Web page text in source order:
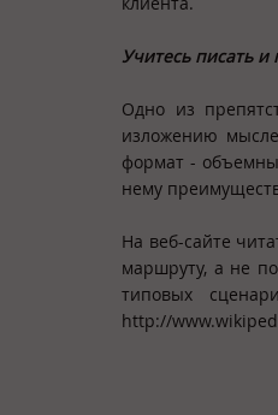
Учитесь писать и
Одно из
изложению
формат -
нему
На веб-сайте
маршруту, а не
типовых
http://